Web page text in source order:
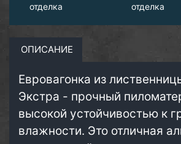
отделка
отделка
ОПИСАНИЕ
Евровагонка из
Экстра - прочный
высокой устойчивостью к
влажности. Это отличная